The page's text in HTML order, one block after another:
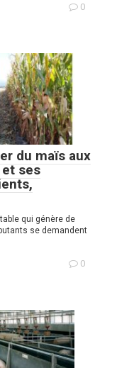
0
du maïs aux
ses
qui génère de
se demandent
0